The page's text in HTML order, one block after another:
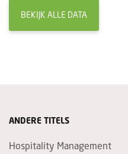
BEKIJK ALLE DATA
ANDERE TITELS
Hospitality Management